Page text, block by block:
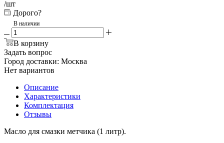
/шт
Дорого?
В наличии
В корзину
Задать вопрос
Город доставки: Москва
Нет вариантов
Описание
Характеристики
Комплектация
Отзывы
Масло для смазки метчика (1 литр).